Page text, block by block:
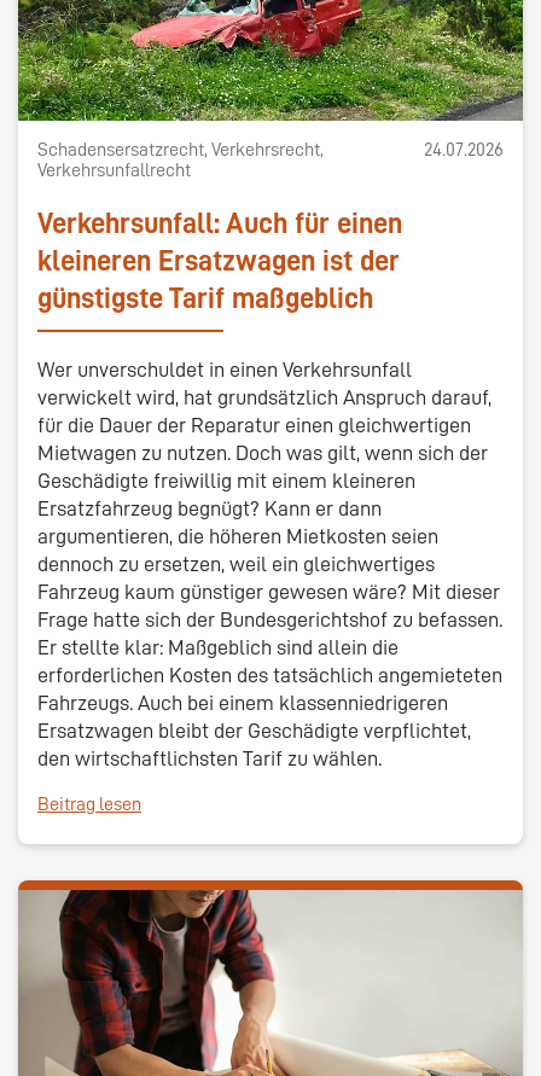
Schadensersatzrecht, Verkehrsrecht,
Verkehrsunfallrecht
24.07.2026
Verkehrsunfall: Auch für einen
kleineren Ersatzwagen ist der
günstigste Tarif maßgeblich
Wer unverschuldet in einen Verkehrsunfall
verwickelt wird, hat grundsätzlich Anspruch darauf,
für die Dauer der Reparatur einen gleichwertigen
Mietwagen zu nutzen. Doch was gilt, wenn sich der
Geschädigte freiwillig mit einem kleineren
Ersatzfahrzeug begnügt? Kann er dann
argumentieren, die höheren Mietkosten seien
dennoch zu ersetzen, weil ein gleichwertiges
Fahrzeug kaum günstiger gewesen wäre? Mit dieser
Frage hatte sich der Bundesgerichtshof zu befassen.
Er stellte klar: Maßgeblich sind allein die
erforderlichen Kosten des tatsächlich angemieteten
Fahrzeugs. Auch bei einem klassenniedrigeren
Ersatzwagen bleibt der Geschädigte verpflichtet,
den wirtschaftlichsten Tarif zu wählen.
Beitrag lesen